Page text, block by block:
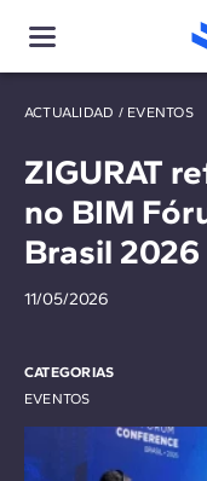
ACTUALIDAD / EVENTOS
ZIGURAT
no BIM
Brasil 2026
11/05/2026
CATEGORIAS
EVENTOS